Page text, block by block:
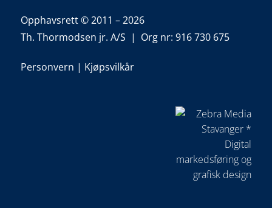
Opphavsrett © 2011 – 2026
Th. Thormodsen jr. A/S | Org nr: 916 730 675
Personvern | Kjøpsvilkår